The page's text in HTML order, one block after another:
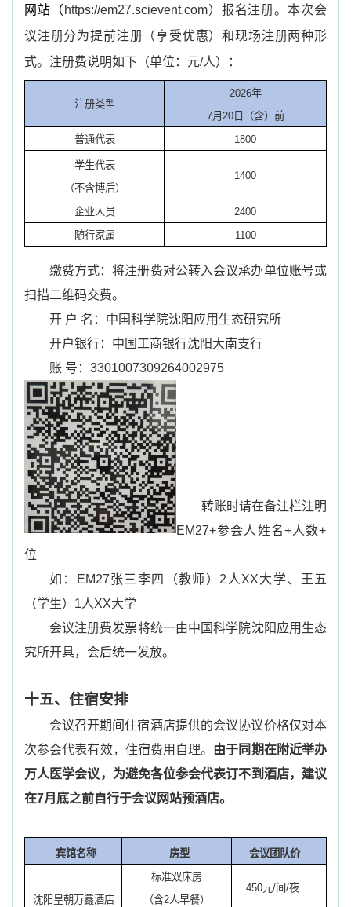
网站（ https://em27.scievent.com）报名注册。本次会
议注册分为提前注册（享受优惠）和现场注册两种形
式。注册费说明如下（单位：元/人）：
注册类型
2026年
7月 20日（含）前
普通代表
1800
学生代表
（不含博后）
1400
企业人员
2400
随行家属
1100
缴费方式：将注册费对公转入会议承办单位账号或
扫描二维码交费。
开 户 名：中国科学院沈阳应用生态研究所
开户银行：中国工商银行沈阳大南支行
账 号： 3301007309264002975
转账时请在备注栏注明：
EM27+参会人姓名+人数+
位
如：
EM27张三李四（教师） 2 人 XX大学、王五
（学生） 1人XX大学
会议注册费发票将统一由中国科学院沈阳应用生态研
究所开具，会后统一发放。
十五、住宿安排
会议召开期间住宿酒店提供的会议协议价格仅对本
次参会代表有效，住宿费用自理。 由于同期在附近举办
万人医学会议，为避免各位参会代表订不到酒店，建议
在7月底之前自行于会议网站预酒店。
宾馆名称 房型 会议团队价
沈阳皇朝万鑫酒店
标准双床房
（含2人早餐）
450元/间 /夜